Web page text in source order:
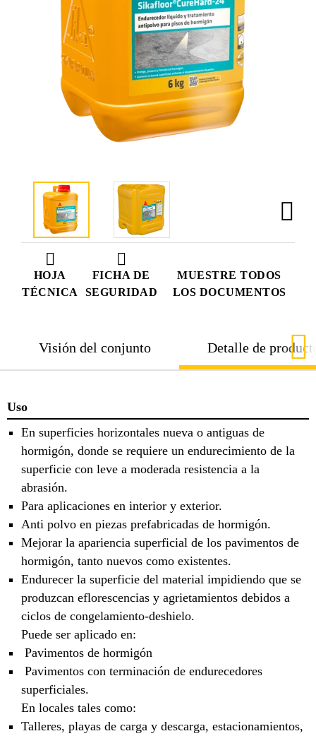
HOJA
TÉCNICA
FICHA DE
SEGURIDAD
MUESTRE TODOS
LOS DOCUMENTOS
Visión del conjunto Detalle de
Uso
En superficies horizontales nueva o antiguas de
hormigón, donde se requiere un endurecimiento de la
superficie con leve a moderada resistencia a la
abrasión.
Para aplicaciones en interior y exterior.
Anti polvo en piezas prefabricadas de hormigón.
Mejorar la apariencia superficial de los pavimentos de
hormigón, tanto nuevos como existentes.
Endurecer la superficie del material impidiendo que se
produzcan eflorescencias y agrietamientos debidos a
ciclos de congelamiento-deshielo.
Puede ser aplicado en:
Pavimentos de hormigón
Pavimentos con terminación de endurecedores
superficiales.
En locales tales como:
Talleres, playas de carga y descarga, estacionamientos,